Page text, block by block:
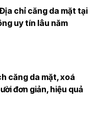
chỉ căng da mặt tại
uy tín lâu năm
căng da mặt, xoá
đơn giản, hiệu quả